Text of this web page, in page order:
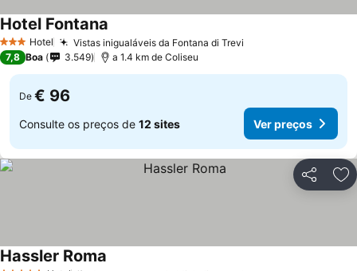
3 EstrelasHotel Vistas inigualáveis da Fontana di Trevi
Hotel Fontana
7,8 Boa 3.549 a 1.4 km de Coliseu
De € 96
Consulte os preços de 12 sites Ver preços
Partilhar
Hassler Roma